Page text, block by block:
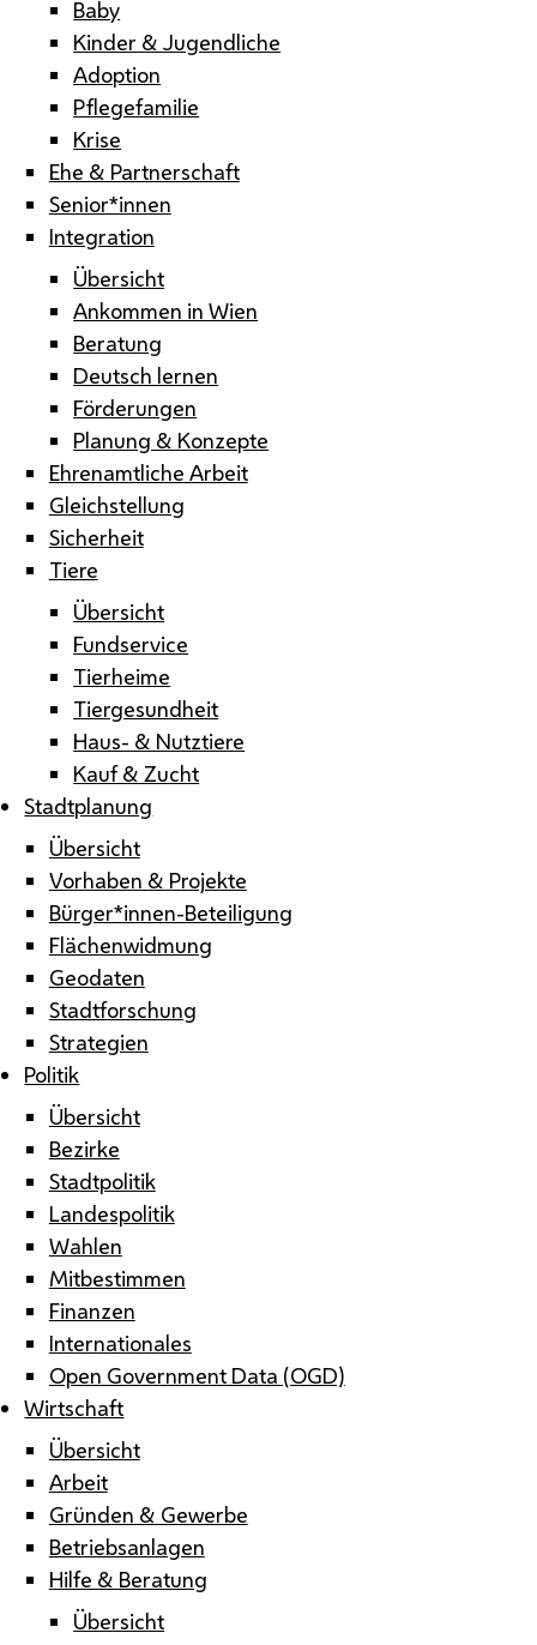
Baby
Kinder & Jugendliche
Adoption
Pflegefamilie
Krise
Ehe & Partnerschaft
Senior*innen
Integration
Übersicht
Ankommen in Wien
Beratung
Deutsch lernen
Förderungen
Planung & Konzepte
Ehrenamtliche Arbeit
Gleichstellung
Sicherheit
Tiere
Übersicht
Fundservice
Tierheime
Tiergesundheit
Haus- & Nutztiere
Kauf & Zucht
Stadtplanung
Übersicht
Vorhaben & Projekte
Bürger*innen-Beteiligung
Flächenwidmung
Geodaten
Stadtforschung
Strategien
Politik
Übersicht
Bezirke
Stadtpolitik
Landespolitik
Wahlen
Mitbestimmen
Finanzen
Internationales
Open Government Data (OGD)
Wirtschaft
Übersicht
Arbeit
Gründen & Gewerbe
Betriebsanlagen
Hilfe & Beratung
Übersicht